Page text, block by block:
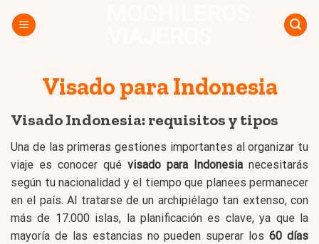
Visado para Indonesia
Visado Indonesia: requisitos y tipos
Una de las primeras gestiones importantes al organizar tu
viaje es conocer qué visado para Indonesia necesitarás
según tu nacionalidad y el tiempo que planees permanecer
en el país. Al tratarse de un archipiélago tan extenso, con
más de 17.000 islas, la planificación es clave, ya que la
mayoría de las estancias no pueden superar los60 días